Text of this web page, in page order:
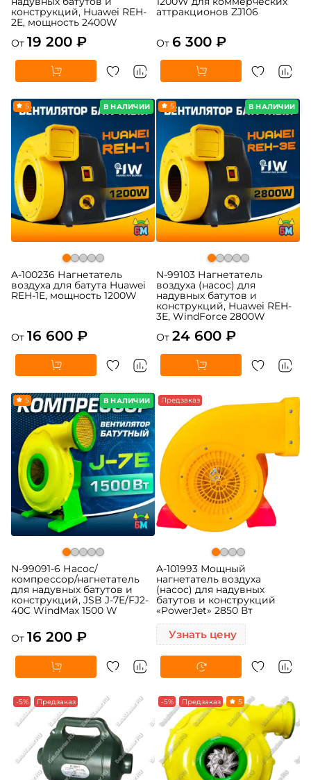
конструкций, Huawei REH-
2E, мощность 2400W
От 19 200 ₽
аттракционов ZJ106
От 6 300 ₽
В НАЛИЧИИ
5
A-100236 Нагнетатель
воздуха для батута Huawei
REH-1E, мощность 1200W
От 16 600 ₽
В НАЛИЧИИ
5
N-99103 Нагнетатель
воздуха (насос) для
надувных батутов и
конструкций, Huawei REH-
3E, WindForce 2800W
От 24 600 ₽
В НАЛИЧИИ
5
N-99091-6 Насос/
компрессор/нагнетатель
для надувных батутов и
конструкций, JSB J-7E/FJ2-
40C WindMax 1500 W
От 16 200 ₽
Предзаказ
A-101993 Мощный
нагнетатель воздуха
(насос) для надувных
батутов и конструкций
«PowerJet» 2850 Вт
Узнать цену
-5% Предзаказ -5% Предзаказ 5